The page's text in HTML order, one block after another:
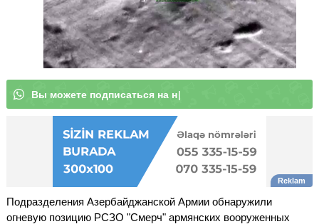
Вы может|
Подразделения Азербайджанской Армии обнаружили
огневую позицию РСЗО "Смерч" армянских вооруженных